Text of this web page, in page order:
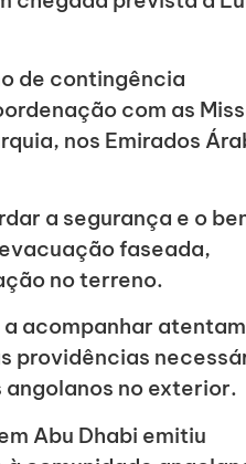
de contingência
com as
nos Emirados
a segurança e o
faseada,
no terreno.
a acompanhar
providências
no exterior.
Abu Dhabi emitiu